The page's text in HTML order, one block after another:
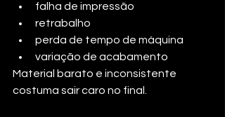
falha de impressão
retrabalho
perda de tempo de máquina
variação de acabamento
Material barato e inconsistente
costuma sair caro no final.